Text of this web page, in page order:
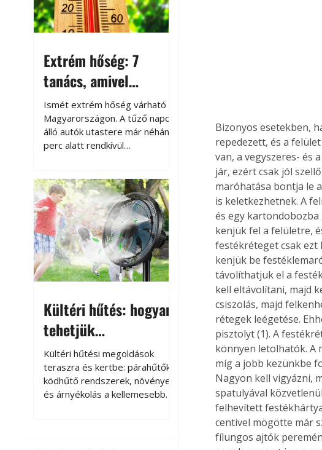
Extrém hőség: 7
tanács, amivel
megóvhatjuk
autónkat a nyári
károktól
Ismét extrém hőség várható
Magyarországon. A tűző napon
álló autók utastere már néhány
perc alatt rendkívül
megközelítheti. Ez nemcsak a
beszállást teszi kellemetlenné,
hanem az autó állapotára és a
benne hagyott tárgyakra is
káros hatással lehet. Néhány
egyszerű óvintézkedéssel
azonban jelentősen
csökkenthetjük a hőség káros
Kültéri hűtés: hogyan
tehetjük
kellemesebbé a
teraszt és a kertet?
Kültéri hűtési megoldások
teraszra és kertbe: párahűtők,
ködhűtő rendszerek, növények
és árnyékolás a kellemesebb
Bizonyos esetekben,
repedezett, és a
van, a vegyszeres- és
jár, ezért csak jól
maróhatása bontja le
is keletkezhetnek. A
és egy
kenjük fel a felületre,
festékréteget csak ezt
kenjük be
távolíthatjuk el a
kell eltávolítani, majd
csiszolás, majd
rétegek leégetése.
pisztolyt (1). A
könnyen letolhatók. A
míg a jobb kezünkbe
Nagyon kell vigyázni,
spatulyával
felhevített
centivel mögötte már
fílungos ajtók